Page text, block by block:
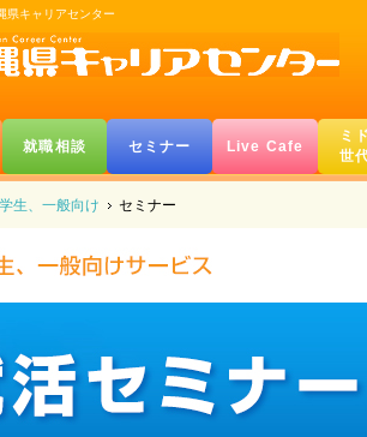
県キャリアセンター
就職相談 セミナー Live Cafe
ミ
世
学生、一般向け セミナー